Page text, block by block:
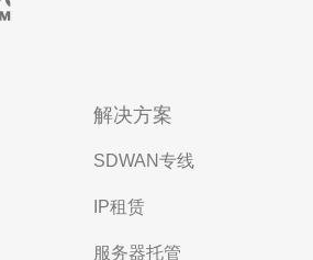
解决方案
SDWAN专线
IP租赁
服务器托管